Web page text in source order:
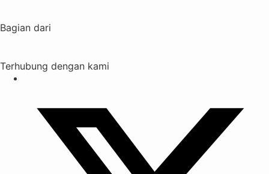
Bagian dari
Terhubung dengan kami